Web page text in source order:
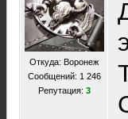
Откуда: Воронеж
Сообщений: 1 246
Репутация: 3